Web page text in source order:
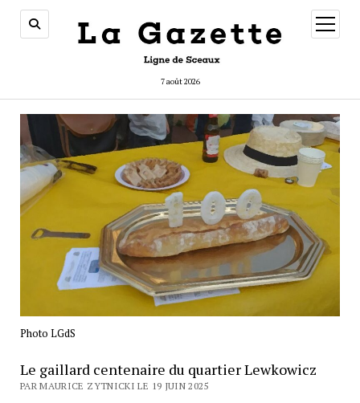
7 août 2026
ouvrir
menu
Photo LGdS
Le gaillard centenaire du quartier Lewkowicz
PAR MAURICE ZYTNICKI LE 19 JUIN 2025